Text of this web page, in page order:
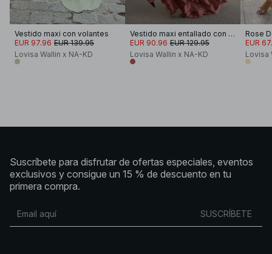
Vestido maxi con volantes
EUR 97.96 EUR 139.95
Lovisa Wallin x NA-KD
Vestido maxi entallado con volantes en el bajo
EUR 90.96 EUR 129.95
Lovisa Wallin x NA-KD
Rose
EUR
Lovisa
Suscríbete para disfrutar de ofertas especiales, eventos
exclusivos y consigue un 15 % de descuento en tu
primera compra.
SUSCRÍBETE